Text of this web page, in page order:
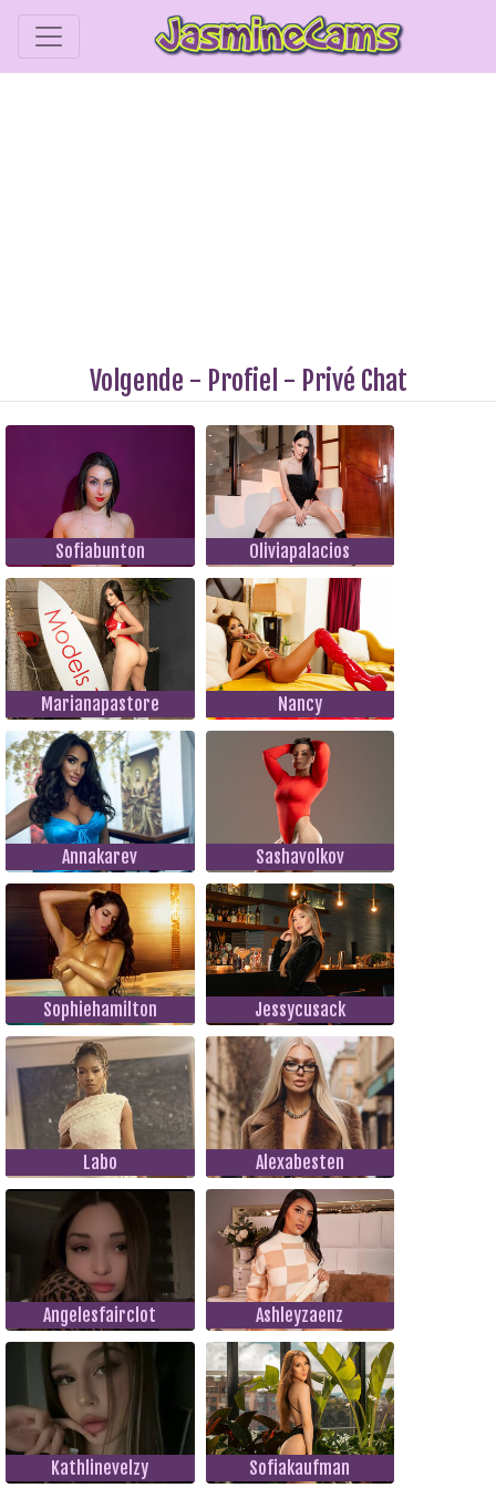
Volgende - Profiel - Privé Chat
Sofiabunton Oliviapalacios
Marianapastore Nancy
Annakarev Sashavolkov
Sophiehamilton Jessycusack
Labo Alexabesten
Angelesfairclot Ashleyzaenz
Kathlinevelzy Sofiakaufman